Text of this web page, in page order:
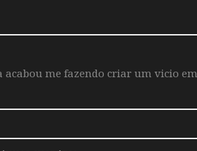
acabou me fazendo criar um vicio em